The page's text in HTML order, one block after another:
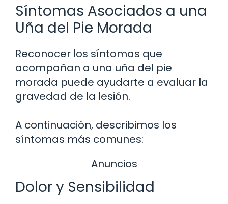
Síntomas Asociados a una
Uña del Pie Morada
Reconocer los síntomas que
acompañan a una uña del pie
morada puede ayudarte a evaluar la
gravedad de la lesión.
A continuación, describimos los
síntomas más comunes:
Anuncios
Dolor y Sensibilidad